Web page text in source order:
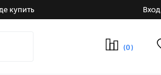
купить Вход
(0)